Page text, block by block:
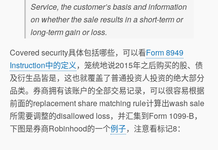
Service, the customer’s basis and information
on whether the sale results in a short-term or
long-term gain or loss.
Covered security具体包括哪些，可以看Form 8949
Instruction中的定义，笼统地说2015年之后购买的股、债
及衍生品皆是，这也就覆盖了普通投资人投资的绝大部分
品类。券商拥有该账户的全部交易记录，可以很容易根据
前面的replacement share matching rule计算出wash sale
所需要调整的disallowed loss，并汇集到Form 1099-B，
下图是券商Robinhood的一个例子，注意看标记8：